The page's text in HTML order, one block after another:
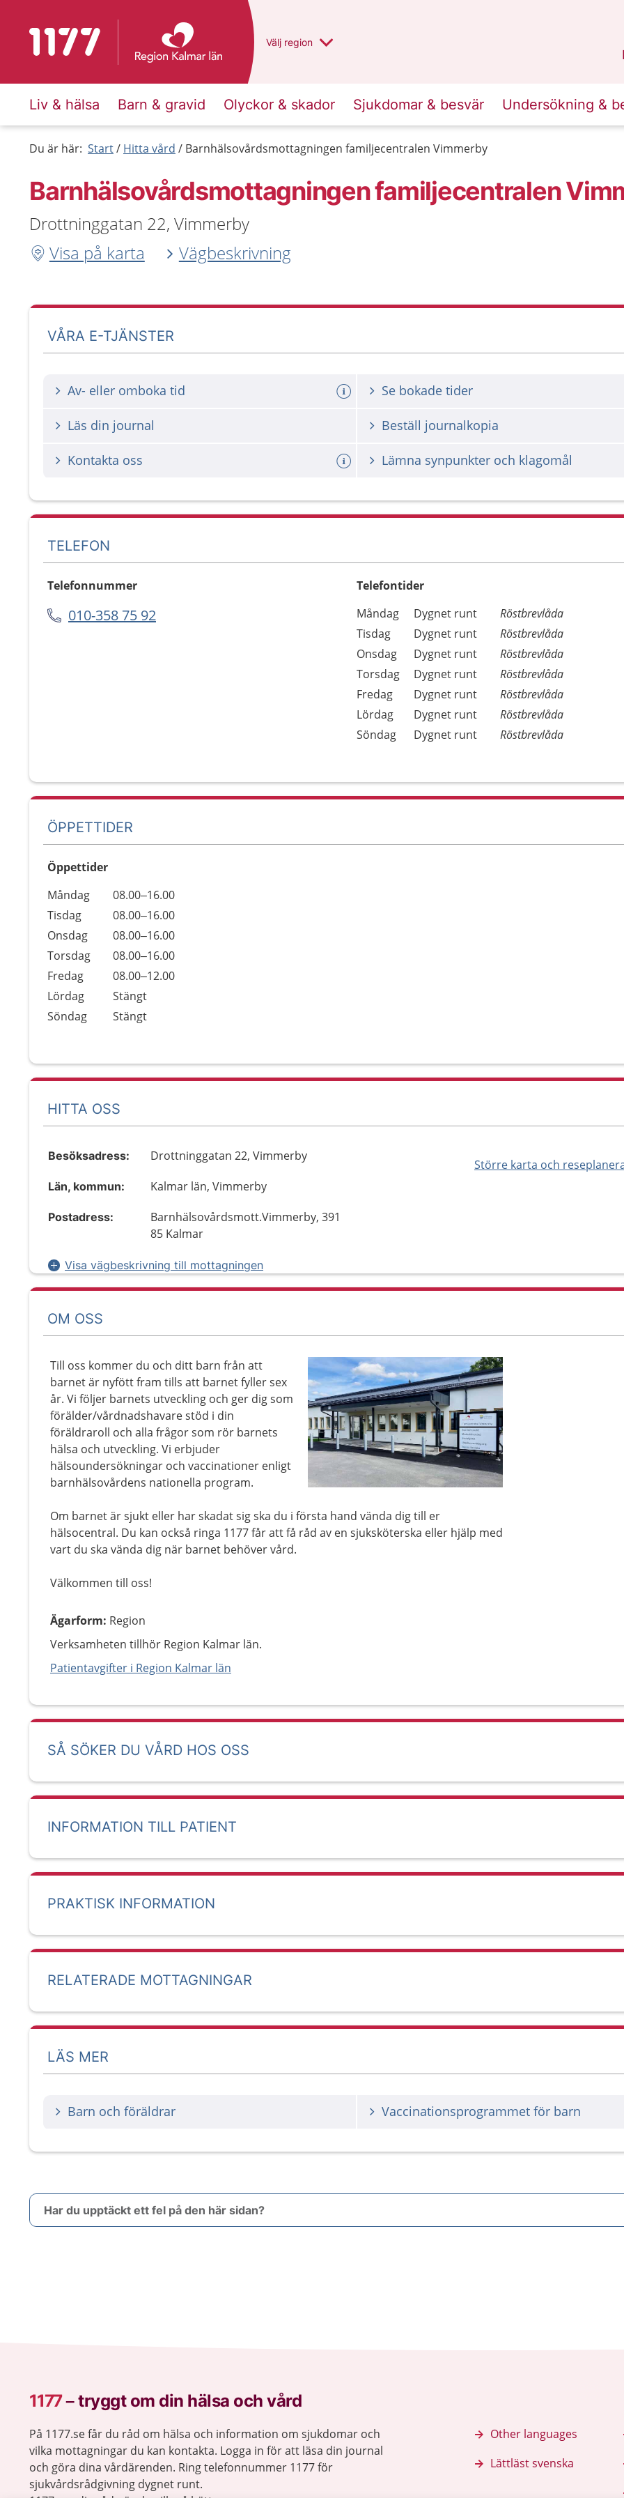
Till startsidan för 1177 Du har valt region
Välj en annan
region
Liv & hälsa Barn & gravid Olyckor & skador Sjukdomar & besvär Undersökning &
Du är här: Start Hitta vård Barnhälsovårdsmottagningen familjecentralen Vimmerby
Barnhälsovårdsmottagningen familjecentralen
Drottninggatan 22, Vimmerby
Visa på karta
Vägbeskrivning
VÅRA E-TJÄNSTER
Av- eller omboka tid Se bokade tider
Läs din journal Beställ journalkopia
Kontakta oss Lämna synpunkter och klagomål
TELEFON
Telefonnummer
010-358 75 92
Telefontider
Dag
Öppettider
Kommentarer
Måndag Dygnet runt
Röstbrevlåda
Tisdag
Dygnet runt
Röstbrevlåda
Onsdag
Dygnet runt
Röstbrevlåda
Torsdag
Dygnet runt
Röstbrevlåda
Fredag
Dygnet runt
Röstbrevlåda
Lördag
Dygnet runt
Röstbrevlåda
Söndag
Dygnet runt Röstbrevlåda
ÖPPETTIDER
Öppettider
Dag
Öppettider
Kommentarer
Måndag
08.00–16.00
Tisdag
08.00–16.00
Onsdag
08.00–16.00
Torsdag
08.00–16.00
Fredag
08.00–12.00
Lördag
Stängt
Söndag
Stängt
HITTA OSS
Större karta och
Besöksadress: Drottninggatan 22, Vimmerby
Län, kommun: Kalmar län, Vimmerby
Postadress:
Barnhälsovårdsmott.Vimmerby, 391
85 Kalmar
Visa vägbeskrivning till mottagningen
OM OSS
Till oss kommer du och ditt barn från att
barnet är nyfött fram tills att barnet fyller sex
år. Vi följer barnets utveckling och ger dig som
förälder/vårdnadshavare stöd i din
föräldraroll och alla frågor som rör barnets
hälsa och utveckling. Vi erbjuder
hälsoundersökningar och vaccinationer enligt
barnhälsovårdens nationella program.
Om barnet är sjukt eller har skadat sig ska du i första hand vända dig till er
hälsocentral. Du kan också ringa 1177 får att få råd av en sjuksköterska eller hjälp med
vart du ska vända dig när barnet behöver vård.
Välkommen till oss!
Ägarform: Region
Verksamheten tillhör Region Kalmar län.
Patientavgifter i Region Kalmar län
SÅ SÖKER DU VÅRD HOS OSS
INFORMATION TILL PATIENT
PRAKTISK INFORMATION
RELATERADE MOTTAGNINGAR
LÄS MER
Barn och föräldrar Vaccinationsprogrammet för barn
Har du upptäckt ett fel på den här sidan?
1177–tryggt om din hälsa och vård
På 1177.se får du råd om hälsa och information om sjukdomar och
vilka mottagningar du kan kontakta. Logga in för att läsa din journal
och göra dina vårdärenden. Ring telefonnummer 1177 för
sjukvårdsrådgivning dygnet runt.
Other languages
Lättläst svenska